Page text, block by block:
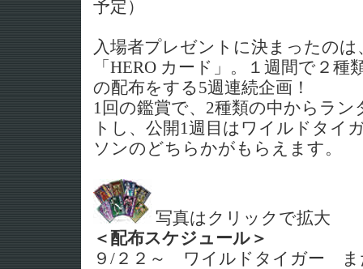
予定）
入場者プレゼントに決まったの
「HERO カード」。１週間で２種
の配布をする5週連続企画！
1回の鑑賞で、2種類の中からラ
トし、公開1週目はワイルドタイ
ソンのどちらかがもらえます。
写真はクリックで拡大
＜配布スケジュール＞
９/２２～ ワイルドタイガー